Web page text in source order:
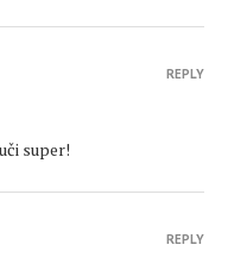
super!
REPLY
REPLY